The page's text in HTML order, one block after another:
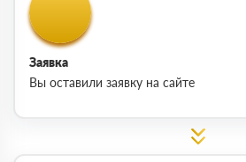
Заявка
Вы оставили заявку на сайте